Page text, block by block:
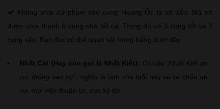
Không phải cứ phạm vào cung Hoang Ốc là sẽ xấu. Mà nó
được chia thành 6 cung nhỏ tất cả. Trong đó có 3 cung tốt và 3
cung xấu. Bạn đọc có thể quan sát trong bảng dưới đây.
Nhất Cát (Hay còn gọi là Nhất Kiết): Có câu “Nhất Kiết an
cư, thông vạn sự”, nghĩa là làm nhà tuổi này sẽ có chốn an
cư, mọi việc thuận lợi, cực kỳ tốt.